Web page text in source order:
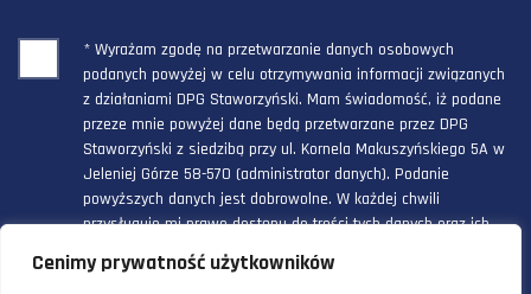
Cenimy prywatność użytkowników
* Wyrażam zgodę na przetwarzanie danych osobowych
podanych powyżej w celu otrzymywania informacji związanych
z działaniami DPG Staworzyński. Mam świadomość, iż podane
przeze mnie powyżej dane będą przetwarzane przez DPG
Staworzyński z siedzibą przy ul. Kornela Makuszyńskiego 5A w
Jeleniej Górze 58-570 (administrator danych). Podanie
powyższych danych jest dobrowolne. W każdej chwili
przysługuje mi prawo dostępu do treści tych danych oraz ich
czasie.